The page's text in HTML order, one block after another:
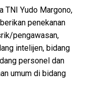
TNI Yudo Margono,
penekanan
pengawasan,
intelijen, bidang
personel dan
umum di bidang